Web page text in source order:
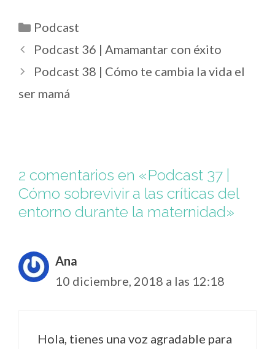
Podcast
Podcast 36 | Amamantar con éxito
Podcast 38 | Cómo te cambia la vida el
ser mamá
2 comentarios en «Podcast 37 |
Cómo sobrevivir a las críticas del
entorno durante la maternidad»
Ana
10 diciembre, 2018 a las 12:18
Hola, tienes una voz agradable para